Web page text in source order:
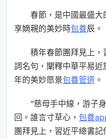
春節，是中國最盛
享嫡親的美妙時包養辰。
積年春節團拜見上
詞名句，闡釋中華平易
年的美妙愿景包養管道 。
“慈母手中線，游子
回。誰言寸草心， 包養
團拜見上，習近平總書